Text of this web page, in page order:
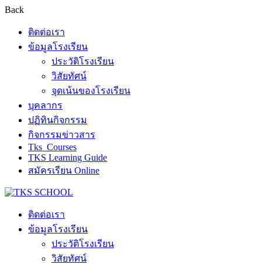
Back
ติดต่อเรา
ข้อมูลโรงเรียน
ประวัติโรงเรียน
วิสัยทัศน์
จุดเน้นของโรงเรียน
บุคลากร
ปฏิทินกิจกรรม
กิจกรรมข่าวสาร
Tks_Courses
TKS Learning Guide
สมัครเรียน Online
ติดต่อเรา
ข้อมูลโรงเรียน
ประวัติโรงเรียน
วิสัยทัศน์